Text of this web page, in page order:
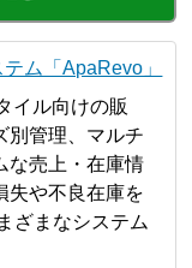
ム「ApaRevo」
イル向けの販
別管理、マルチ
な売上・在庫情
失や不良在庫を
ざまなシステム